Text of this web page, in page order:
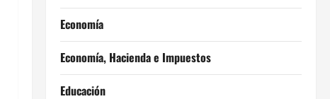
Economía
Economía, Hacienda e Impuestos
Educación